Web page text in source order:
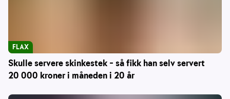
Skulle servere skinkestek – så fikk han selv servert
20 000 kroner i måneden i 20 år
FLAX